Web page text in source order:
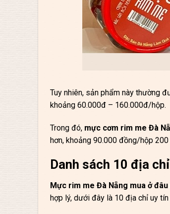
Tuy nhiên, sản phẩm này thường
khoảng 60.000đ – 160.000đ/hộp.
Trong đó, mực cơm rim me Đà
hơn, khoảng 90.000 đồng/hộp 200
Danh sách 10 địa
Mực rim me Đà Nẵng mua ở đâu
hợp lý, dưới đây là 10 địa chỉ uy